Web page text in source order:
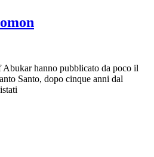
hanno pubblicato da poco il
Santo, dopo cinque anni dal